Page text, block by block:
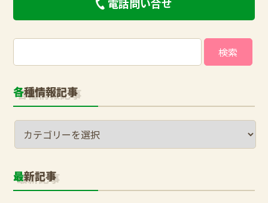
索:
各種情報記事
最新記事